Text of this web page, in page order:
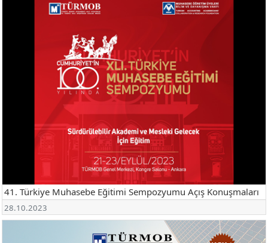
41. Türkiye Muhasebe Eğitimi Sempozyumu Açış Konuşmaları
28.10.2023